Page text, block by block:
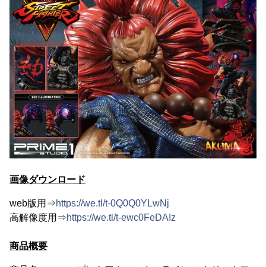
画像ダウンロード
web版用⇒https://we.tl/t-0Q0Q0YLwNj
高解像度用⇒https://we.tl/t-ewc0FeDAIz
商品概要